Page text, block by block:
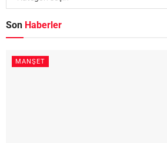
Son Haberler
MANŞET